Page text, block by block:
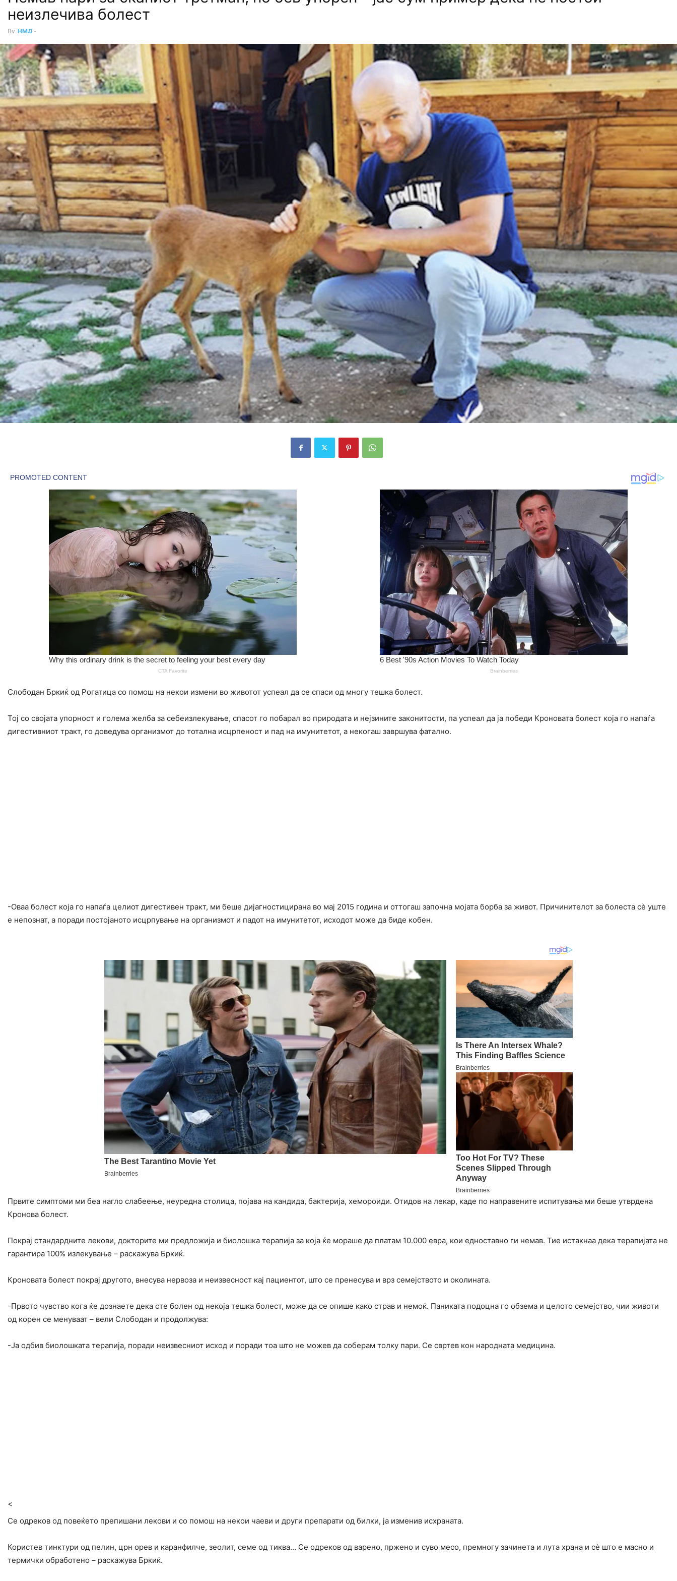
неизлечива болест
By НМД -
Слободан Бркиќ од Рогатица со помош на некои измени во животот успеал да се спаси од многу тешка болест.
Тој со својата упорност и голема желба за себеизлекување, спасот го побарал во природата и нејзините законитости, па успеал да ја победи Кроновата болест која го напаѓа
дигестивниот тракт, го доведува организмот до тотална исцрпеност и пад на имунитетот, а некогаш завршува фатално.
-Оваа болест која го напаѓа целиот дигестивен тракт, ми беше дијагностицирана во мај 2015 година и оттогаш започна мојата борба за живот. Причинителот за болеста сè уште
е непознат, а поради постојаното исцрпување на организмот и падот на имунитетот, исходот може да биде кобен.
Првите симптоми ми беа нагло слабеење, неуредна столица, појава на кандида, бактерија, хемороиди. Отидов на лекар, каде по направените испитувања ми беше утврдена
Кронова болест.
Покрај стандардните лекови, докторите ми предложија и биолошка терапија за која ќе мораше да платам 10.000 евра, кои едноставно ги немав. Тие истакнаа дека терапијата не
гарантира 100% излекување – раскажува Бркиќ.
Кроновата болест покрај другото, внесува нервоза и неизвесност кај пациентот, што се пренесува и врз семејството и околината.
-Првото чувство кога ќе дознаете дека сте болен од некоја тешка болест, може да се опише како страв и немоќ. Паниката подоцна го обзема и целото семејство, чии животи
од корен се менуваат – вели Слободан и продолжува:
-Ја одбив биолошката терапија, поради неизвесниот исход и поради тоа што не можев да соберам толку пари. Се свртев кон народната медицина.
<
Се одреков од повеќето препишани лекови и со помош на некои чаеви и други препарати од билки, ја изменив исхраната.
Користев тинктури од пелин, црн орев и каранфилче, зеолит, семе од тиква… Се одреков од варено, пржено и суво месо, премногу зачинета и лута храна и сè што е масно и
термички обработено – раскажува Бркиќ.